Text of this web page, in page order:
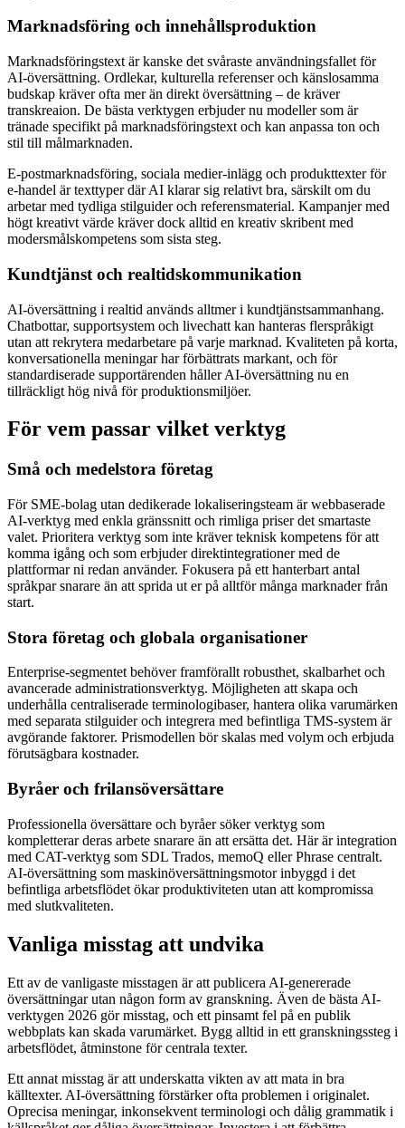
Marknadsföring och innehållsproduktion
Marknadsföringstext är kanske det svåraste användningsfallet för
AI-översättning. Ordlekar, kulturella referenser och känslosamma
budskap kräver ofta mer än direkt översättning – de kräver
transkreaion. De bästa verktygen erbjuder nu modeller som är
tränade specifikt på marknadsföringstext och kan anpassa ton och
stil till målmarknaden.
E-postmarknadsföring, sociala medier-inlägg och produkttexter för
e-handel är texttyper där AI klarar sig relativt bra, särskilt om du
arbetar med tydliga stilguider och referensmaterial. Kampanjer med
högt kreativt värde kräver dock alltid en kreativ skribent med
modersmålskompetens som sista steg.
Kundtjänst och realtidskommunikation
AI-översättning i realtid används alltmer i kundtjänstsammanhang.
Chatbottar, supportsystem och livechatt kan hanteras flerspråkigt
utan att rekrytera medarbetare på varje marknad. Kvaliteten på korta,
konversationella meningar har förbättrats markant, och för
standardiserade supportärenden håller AI-översättning nu en
tillräckligt hög nivå för produktionsmiljöer.
För vem passar vilket verktyg
Små och medelstora företag
För SME-bolag utan dedikerade lokaliseringsteam är webbaserade
AI-verktyg med enkla gränssnitt och rimliga priser det smartaste
valet. Prioritera verktyg som inte kräver teknisk kompetens för att
komma igång och som erbjuder direktintegrationer med de
plattformar ni redan använder. Fokusera på ett hanterbart antal
språkpar snarare än att sprida ut er på alltför många marknader från
start.
Stora företag och globala organisationer
Enterprise-segmentet behöver framförallt robusthet, skalbarhet och
avancerade administrationsverktyg. Möjligheten att skapa och
underhålla centraliserade terminologibaser, hantera olika varumärken
med separata stilguider och integrera med befintliga TMS-system är
avgörande faktorer. Prismodellen bör skalas med volym och erbjuda
förutsägbara kostnader.
Byråer och frilansöversättare
Professionella översättare och byråer söker verktyg som
kompletterar deras arbete snarare än att ersätta det. Här är integration
med CAT-verktyg som SDL Trados, memoQ eller Phrase centralt.
AI-översättning som maskinöversättningsmotor inbyggd i det
befintliga arbetsflödet ökar produktiviteten utan att kompromissa
med slutkvaliteten.
Vanliga misstag att undvika
Ett av de vanligaste misstagen är att publicera AI-genererade
översättningar utan någon form av granskning. Även de bästa AI-
verktygen 2026 gör misstag, och ett pinsamt fel på en publik
webbplats kan skada varumärket. Bygg alltid in ett granskningssteg i
arbetsflödet, åtminstone för centrala texter.
Ett annat misstag är att underskatta vikten av att mata in bra
källtexter. AI-översättning förstärker ofta problemen i originalet.
Oprecisa meningar, inkonsekvent terminologi och dålig grammatik i